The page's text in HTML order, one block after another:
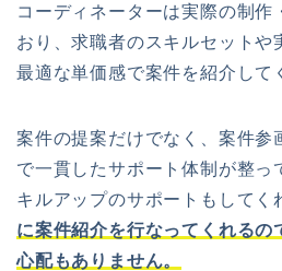
コーディネーターは実際の制作
おり、求職者のスキルセットや
最適な単価感で案件を紹介して
案件の提案だけでなく、案件参
で一貫したサポート体制が整っ
キルアップのサポートもしてく
に案件紹介を行なってくれるの
心配もありません。